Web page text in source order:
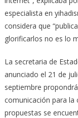
especialista en
considera que
glorificarlos no es lo
La secretaria de
anunciado el 21 de
septiembre
comunicación para la
propuestas se